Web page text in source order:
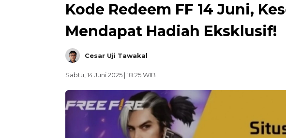
Kode Redeem FF 14 Juni,
Mendapat Hadiah Eksklusif!
Cesar Uji Tawakal
Sabtu, 14 Juni 2025 | 18:25 WIB